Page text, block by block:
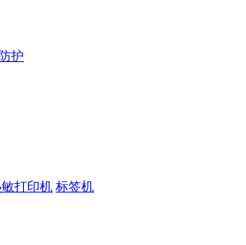
护
打印机 标签机